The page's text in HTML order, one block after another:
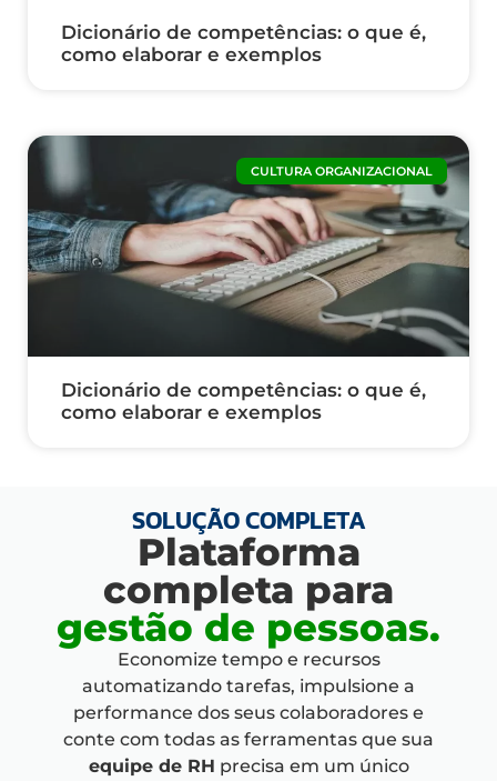
Dicionário de competências: o que é,
como elaborar e exemplos
CULTURA ORGANIZACIONAL
Dicionário de competências: o que é,
como elaborar e exemplos
SOLUÇÃO COMPLETA
Plataforma
completa para
gestão de pessoas.
Economize tempo e recursos
automatizando tarefas, impulsione a
performance dos seus colaboradores e
conte com todas as ferramentas que sua
equipe de RH precisa em um único